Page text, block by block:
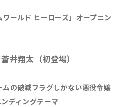
ールド ヒーローズ」オープニン
翔太（初登場）
の破滅フラグしかない悪役令嬢
ディングテーマ